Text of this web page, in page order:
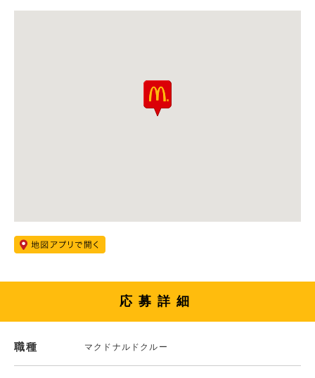
応募詳細
職種 マクドナルドクルー